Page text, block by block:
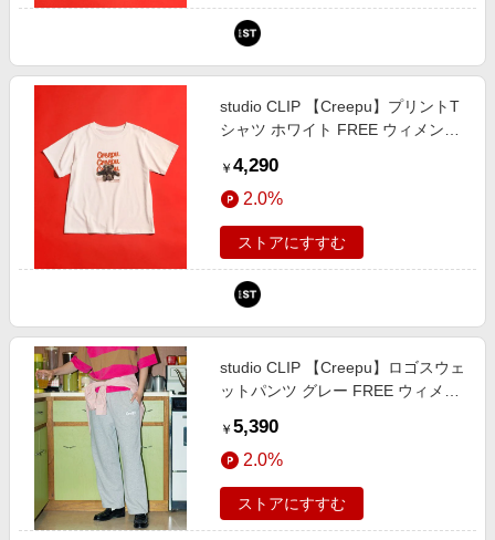
インテリア・寝具
ペット・花・DIY・車
旅行・レジャー・ホテル予約
生活・お役立ち
金融・マネー・保険
ビジネス・その他サービス
楽天サービス特集
わくわく夏特集
とことん買い物チャレンジ
Apple公式サイト×楽天カード分割払い
Samsung ボーナスキャンペーン
週末の高還元 夏の長期版
studio CLIP 【Creepu】プリントT
シャツ ホワイト FREE ウィメンズ
and ST アンドエスティ（旧ドット
エスティ）
￥ 4,290
2.0%
ストアにすすむ
studio CLIP 【Creepu】ロゴスウェ
ットパンツ グレー FREE ウィメン
666694 and ST アンドエスティ
（旧ドットエスティ）
￥ 5,390
2.0%
ストアにすすむ